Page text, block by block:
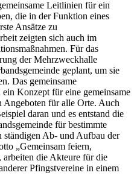
Leitlinien für ein
die in der Funktion eines
Ansätze zu
zeigten sich auch im
Für das
der Mehrzweckhalle
geplant, um sie
Das gemeinsame
Konzept für eine gemeinsame
Angeboten für alle Orte. Auch
daran und es entstand die
für bestimmte
ständigen Ab- und Aufbau der
„Gemeinsam feiern,
die Akteure für die
Pfingstvereine in einem